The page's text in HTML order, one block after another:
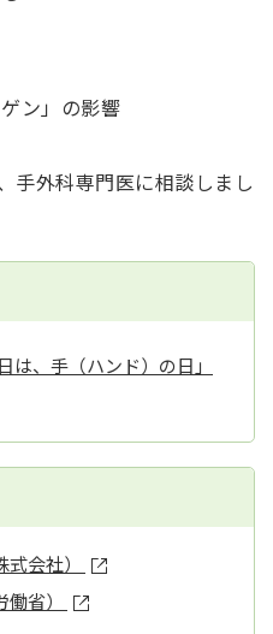
ン」の影響
手外科専門医に相談しまし
、手（ハンド）の日」
会社）
省）